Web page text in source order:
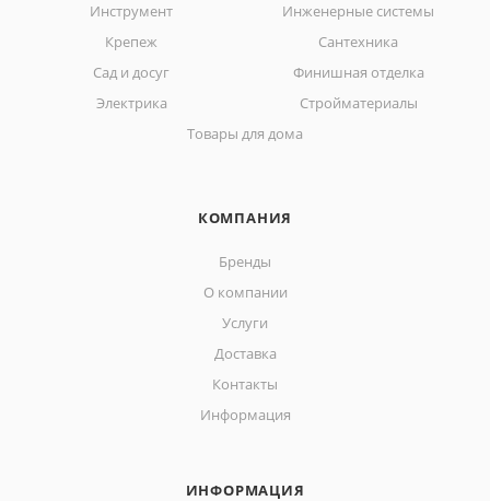
Инструмент
Инженерные системы
Крепеж
Сантехника
Сад и досуг
Финишная отделка
Электрика
Стройматериалы
Товары для дома
КОМПАНИЯ
Бренды
О компании
Услуги
Доставка
Контакты
Информация
ИНФОРМАЦИЯ